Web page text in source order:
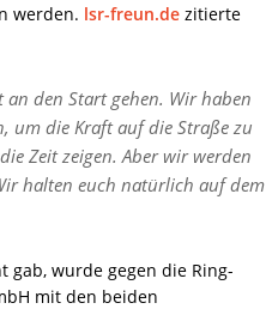
werden. lsr-freun.dezitierte
den Start gehen. Wir haben
um die Kraft auf die Straße zu
Zeit zeigen. Aber wir werden
halten euch natürlich auf dem
gab, wurde gegen die Ring-
mit den beiden